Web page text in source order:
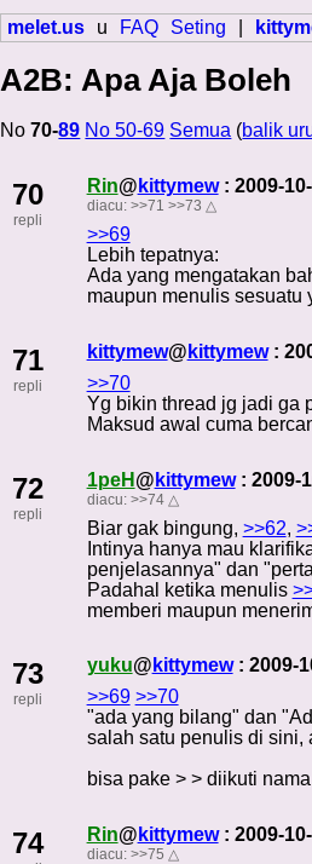
melet.us u FAQ Seting
A2B: Apa Aja Boleh
No70-89 No 50-69 Semua (balik
70
repli
Rin@ kittymew: 2009-
diacu: >>71 >>73 △
>>69
Lebih tepatnya:
Ada yang mengatakan
maupun menulis sesuatu
71
repli
kittymew@ kittymew:
>>70
Yg bikin thread jg jadi ga
Maksud awal cuma
72
repli
1peH @ kittymew: 2009-
diacu: >>74 △
Biar gak bingung, >>62,
Intinya hanya mau
penjelasannya" dan
Padahal ketika menulis
memberi maupun
73
repli
yuku@ kittymew: 2009-
>>69 >>70
"ada yang bilang" dan
salah satu penulis di sini,
bisa pake > > diikuti
74 Rin@ kittymew: 2009-
diacu: >>75 △